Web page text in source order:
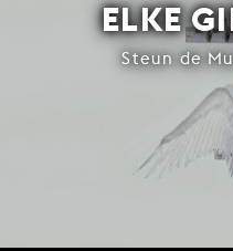
ELKE
Steun de